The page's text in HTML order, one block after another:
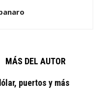
MÁS DEL AUTOR
puertos y más